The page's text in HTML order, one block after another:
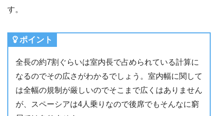
す。
ポイント
全長の約7割ぐらいは室内長で占められている計算に
なるのでその広さがわかるでしょう。室内幅に関して
は全幅の規制が厳しいのでそこまで広くはありません
が、スペーシアは4人乗りなので後席でもそんなに窮